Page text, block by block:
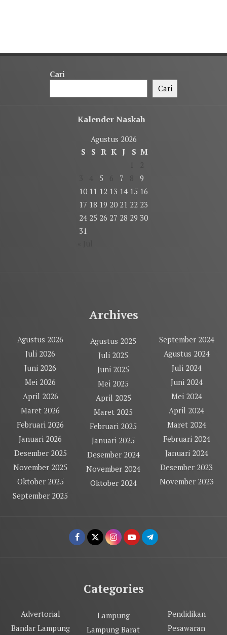
Cari
Cari
Kalender Naskah
Agustus 2026
S
S R K J S M
5 7
9
10 11 12 13 14 15 16
17 18 19 20 21 22 23
24 25 26 27 28 29 30
31
Archives
Agustus 2026
Juli 2026
Juni 2026
Mei 2026
April 2026
Maret 2026
Februari 2026
Januari 2026
Desember 2025
November 2025
Oktober 2025
September 2025
Agustus 2025
Juli 2025
Juni 2025
Mei 2025
April 2025
Maret 2025
Februari 2025
Januari 2025
Desember 2024
November 2024
Oktober 2024
September 2024
Agustus 2024
Juli 2024
Juni 2024
Mei 2024
April 2024
Maret 2024
Februari 2024
Januari 2024
Desember 2023
November 2023
Categories
Advertorial
Bandar Lampung
Lampung
Lampung Barat
Pendidikan
Pesawaran